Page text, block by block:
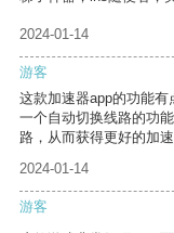
2024-01-14
游客
这款加速器app的功能
一个自动切换线路的功
路，从而获得更好的加速
2024-01-14
游客